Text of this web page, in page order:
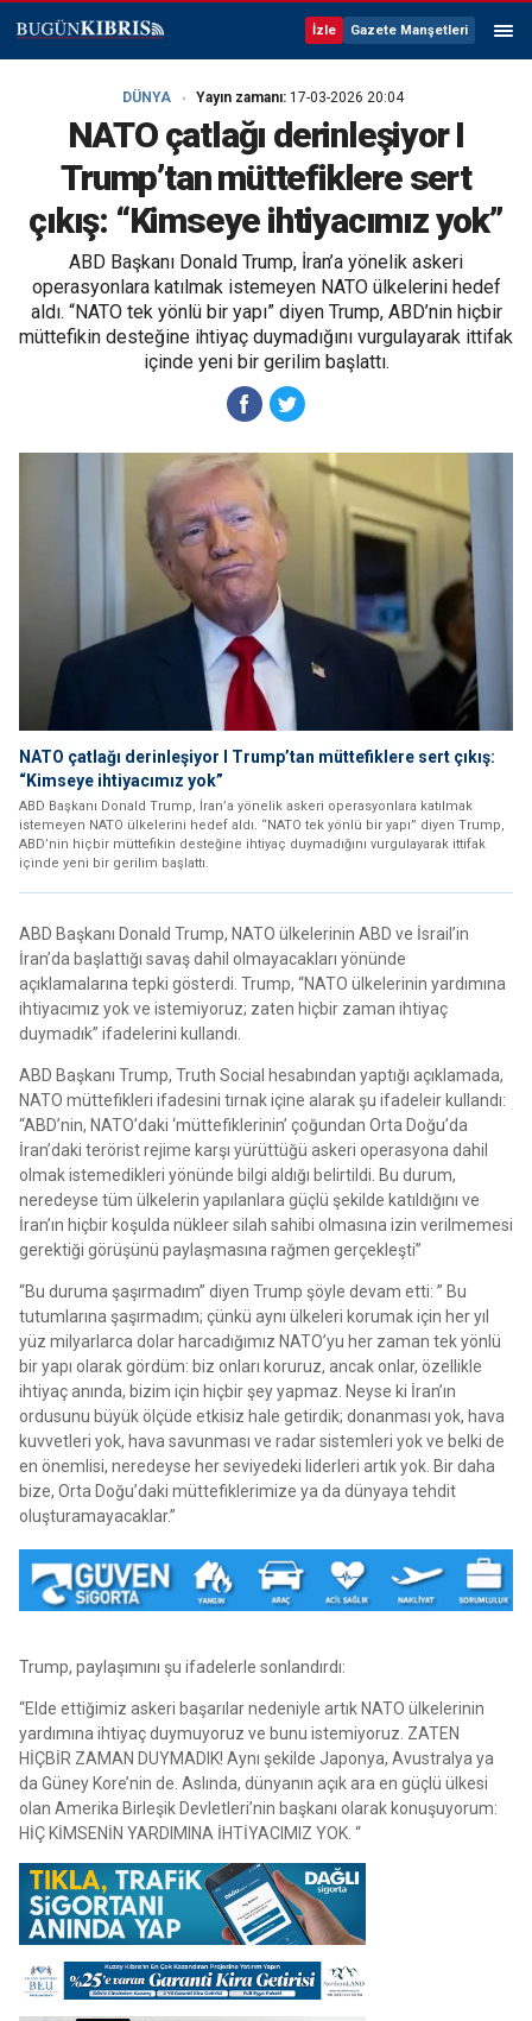
İzle Gazete Manşetleri
DÜNYA Yayın zamanı: 17-03-2026 20:04
NATO çatlağı derinleşiyor I
Trump’tan müttefiklere sert
çıkış: “Kimseye ihtiyacımız yok”
ABD Başkanı Donald Trump, İran’a yönelik askeri
operasyonlara katılmak istemeyen NATO ülkelerini hedef
aldı. “NATO tek yönlü bir yapı” diyen Trump, ABD’nin hiçbir
müttefikin desteğine ihtiyaç duymadığını vurgulayarak ittifak
içinde yeni bir gerilim başlattı.
NATO çatlağı derinleşiyor I Trump’tan müttefiklere sert çıkış:
“Kimseye ihtiyacımız yok”
ABD Başkanı Donald Trump, İran’a yönelik askeri operasyonlara katılmak
istemeyen NATO ülkelerini hedef aldı. “NATO tek yönlü bir yapı” diyen Trump,
ABD’nin hiçbir müttefikin desteğine ihtiyaç duymadığını vurgulayarak ittifak
içinde yeni bir gerilim başlattı.
ABD Başkanı Donald Trump, NATO ülkelerinin ABD ve İsrail’in
İran’da başlattığı savaş dahil olmayacakları yönünde
açıklamalarına tepki gösterdi. Trump, “NATO ülkelerinin yardımına
ihtiyacımız yok ve istemiyoruz; zaten hiçbir zaman ihtiyaç
duymadık” ifadelerini kullandı.
ABD Başkanı Trump, Truth Social hesabından yaptığı açıklamada,
NATO müttefikleri ifadesini tırnak içine alarak şu ifadeleir kullandı:
“ABD’nin, NATO’daki ‘müttefiklerinin’ çoğundan Orta Doğu’da
İran’daki terörist rejime karşı yürüttüğü askeri operasyona dahil
olmak istemedikleri yönünde bilgi aldığı belirtildi. Bu durum,
neredeyse tüm ülkelerin yapılanlara güçlü şekilde katıldığını ve
İran’ın hiçbir koşulda nükleer silah sahibi olmasına izin verilmemesi
gerektiği görüşünü paylaşmasına rağmen gerçekleşti”
“Bu duruma şaşırmadım” diyen Trump şöyle devam etti: ” Bu
tutumlarına şaşırmadım; çünkü aynı ülkeleri korumak için her yıl
yüz milyarlarca dolar harcadığımız NATO’yu her zaman tek yönlü
bir yapı olarak gördüm: biz onları koruruz, ancak onlar, özellikle
ihtiyaç anında, bizim için hiçbir şey yapmaz. Neyse ki İran’ın
ordusunu büyük ölçüde etkisiz hale getirdik; donanması yok, hava
kuvvetleri yok, hava savunması ve radar sistemleri yok ve belki de
en önemlisi, neredeyse her seviyedeki liderleri artık yok. Bir daha
bize, Orta Doğu’daki müttefiklerimize ya da dünyaya tehdit
oluşturamayacaklar.”
Trump, paylaşımını şu ifadelerle sonlandırdı:
“Elde ettiğimiz askeri başarılar nedeniyle artık NATO ülkelerinin
yardımına ihtiyaç duymuyoruz ve bunu istemiyoruz. ZATEN
HİÇBİR ZAMAN DUYMADIK! Aynı şekilde Japonya, Avustralya ya
da Güney Kore’nin de. Aslında, dünyanın açık ara en güçlü ülkesi
olan Amerika Birleşik Devletleri’nin başkanı olarak konuşuyorum:
HİÇ KİMSENİN YARDIMINA İHTİYACIMIZ YOK. “